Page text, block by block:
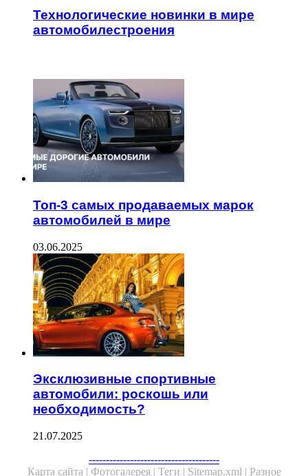
Технологические новинки в мире
автомобилестроения
Топ-3 самых продаваемых марок
автомобилей в мире
03.06.2025
Эксклюзивные спортивные
автомобили: роскошь или
необходимость?
21.07.2025
--------------------------------------
Карта сайта | Фотогалерея | Теги | Sitemap.xml | Разное